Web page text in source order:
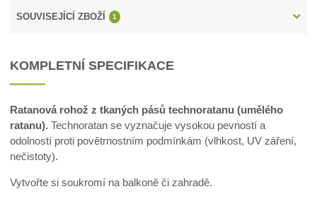
SOUVISEJÍCÍ ZBOŽÍ 1
KOMPLETNÍ SPECIFIKACE
Ratanová rohož z tkaných pásů technoratanu (umělého
ratanu). Technoratan se vyznačuje vysokou pevností a
odolností proti povětrnostním podmínkám (vlhkost, UV záření,
nečistoty).
Vytvořte si soukromí na balkoně či zahradě.